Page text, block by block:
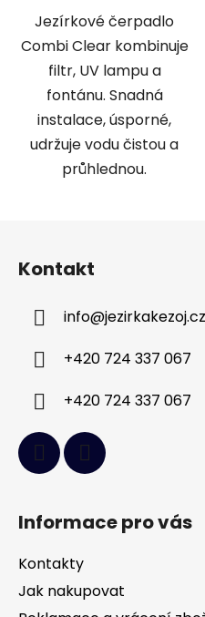
Jezírkové čerpadlo
Combi Clear kombinuje
filtr, UV lampu a
fontánu. Snadná
instalace, úsporné,
udržuje vodu čistou a
průhlednou.
Kontakt
info@jezirkakezoj.cz
+420 724 337 067
+420 724 337 067
Informace pro vás
Kontakty
Jak nakupovat